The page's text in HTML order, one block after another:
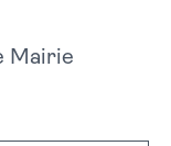
Mairie